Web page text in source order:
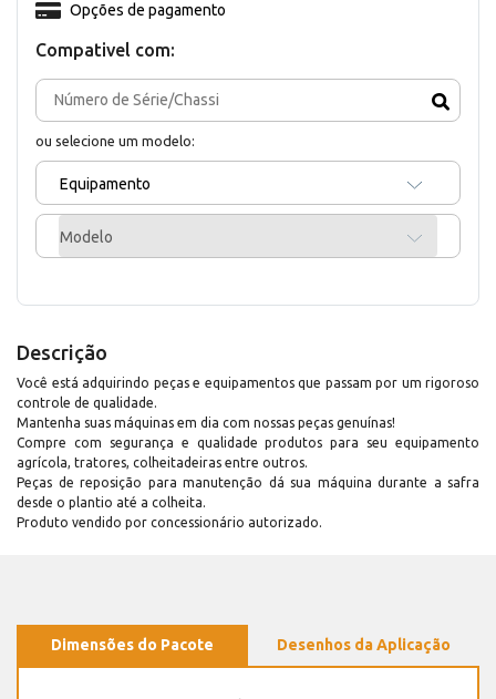
Compativel com:
ou selecione um modelo:
Equipamento
Modelo
Opções de pagamento
Descrição
Você está adquirindo peças e equipamentos que passam por um rigoroso
controle de qualidade.
Mantenha suas máquinas em dia com nossas peças genuínas!
Compre com segurança e qualidade produtos para seu equipamento
agrícola, tratores, colheitadeiras entre outros.
Peças de reposição para manutenção dá sua máquina durante a safra
desde o plantio até a colheita.
Produto vendido por concessionário autorizado.
Dimensões do Pacote Desenhos da Aplicação